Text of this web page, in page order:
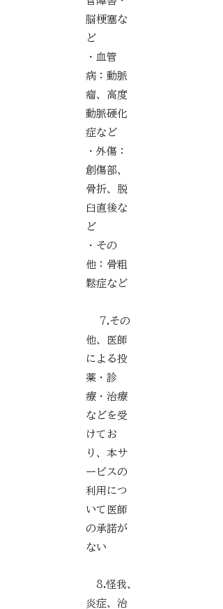
脳梗塞な
ど
・血管
病：動脈
瘤、高度
動脈硬化
症など
・外傷：
創傷部、
骨折、脱
臼直後な
ど
・その
他：骨粗
鬆症など
7.その
他、医師
による投
薬・診
療・治療
などを受
けてお
り、本サ
ービスの
利用につ
いて医師
の承諾が
ない
8.怪我、
炎症、治